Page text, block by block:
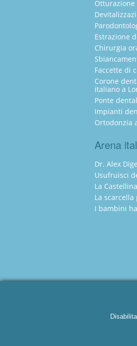
Otturazione
Estrazione
Chirurgia
Faccette di
Corone
italiano a
Ponte
Impianti
Ortodonzia
Arena
Dr. Alex
Usufruisci
La
La
I bambini